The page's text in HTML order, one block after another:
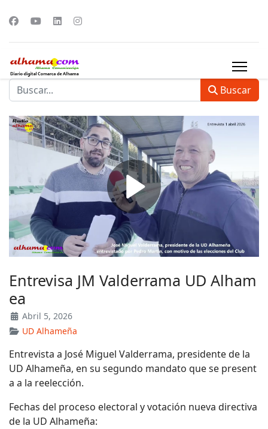
Buscar
Entrevisa JM Valderrama UD Alham
ea
Abril 5, 2026
UD Alhameña
Entrevista a José Miguel Valderrama, presidente de la
UD Alhameña, en su segundo mandato que se present
a a la reelección.
Fechas del proceso electoral y votación nueva directiva
de la UD Alhameña: